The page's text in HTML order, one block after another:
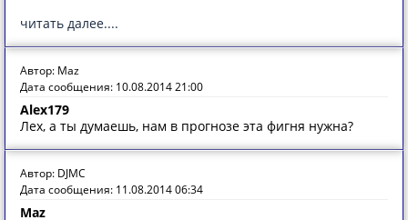
читать далее....
Автор: Maz
Дата сообщения: 10.08.2014 21:00
Alex179
Лех, а ты думаешь, нам в прогнозе эта фигня нужна?
Автор: DJMC
Дата сообщения: 11.08.2014 06:34
Maz